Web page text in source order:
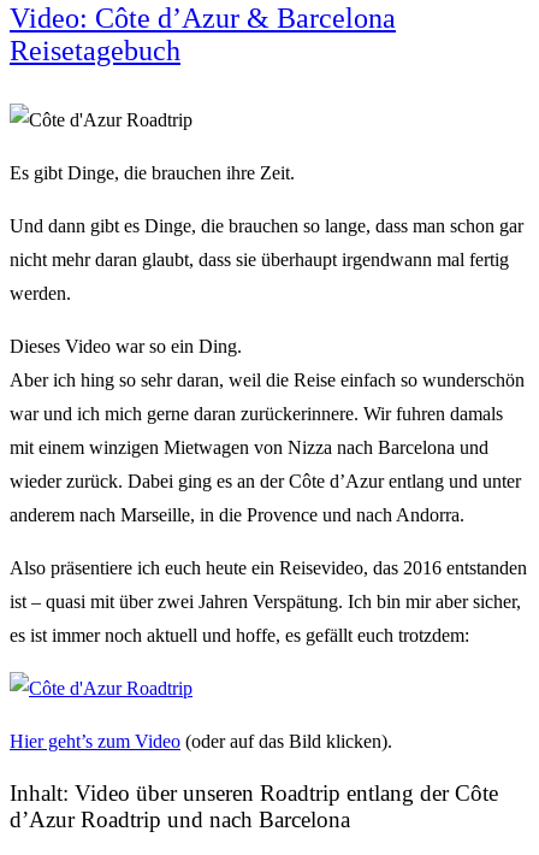
Video: Côte d’Azur & Barcelona
Reisetagebuch
Es gibt Dinge, die brauchen ihre Zeit.
Und dann gibt es Dinge, die brauchen so lange, dass man schon gar
nicht mehr daran glaubt, dass sie überhaupt irgendwann mal fertig
werden.
Dieses Video war so ein Ding.
Aber ich hing so sehr daran, weil die Reise einfach so wunderschön
war und ich mich gerne daran zurückerinnere. Wir fuhren damals
mit einem winzigen Mietwagen von Nizza nach Barcelona und
wieder zurück. Dabei ging es an der Côte d’Azur entlang und unter
anderem nach Marseille, in die Provence und nach Andorra.
Also präsentiere ich euch heute ein Reisevideo, das 2016 entstanden
ist – quasi mit über zwei Jahren Verspätung. Ich bin mir aber sicher,
es ist immer noch aktuell und hoffe, es gefällt euch trotzdem:
Hier geht’s zum Video (oder auf das Bild klicken).
Inhalt: Video über unseren Roadtrip entlang der Côte
d’Azur Roadtrip und nach Barcelona